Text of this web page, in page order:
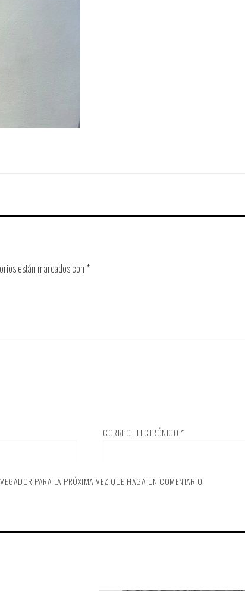
están marcados con *
CORREO ELECTRÓNICO *
PARA LA PRÓXIMA VEZ QUE HAGA UN COMENTARIO.